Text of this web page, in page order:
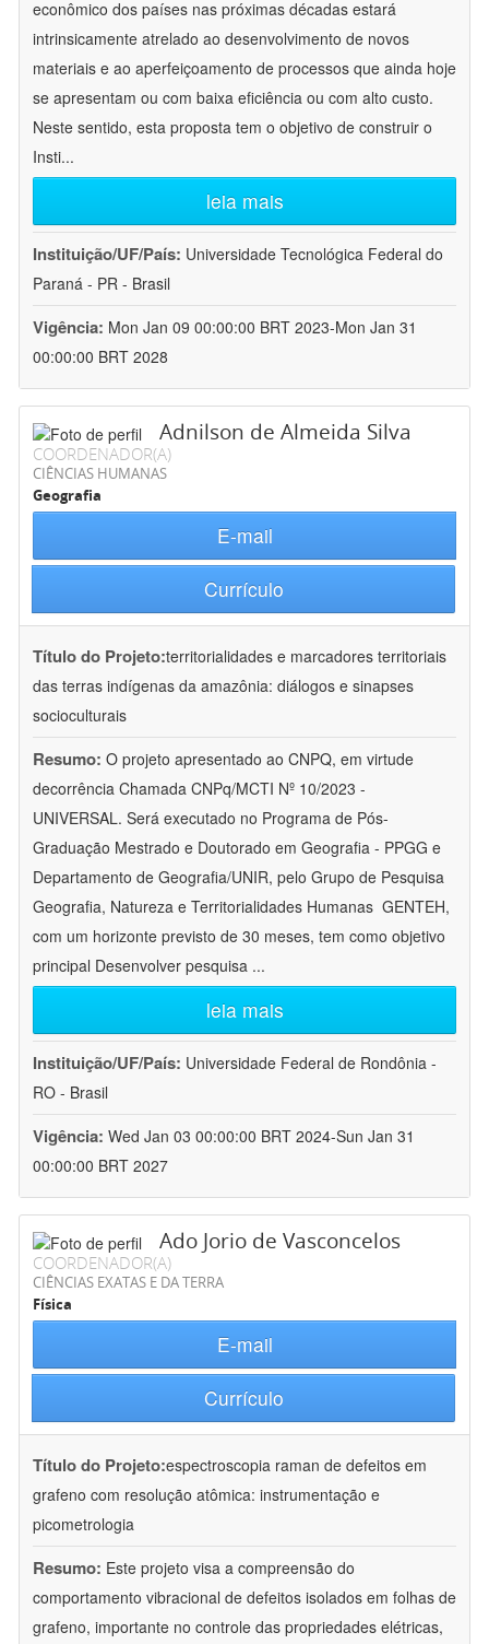
econômico dos países nas próximas décadas estará
intrinsicamente atrelado ao desenvolvimento de novos
materiais e ao aperfeiçoamento de processos que ainda hoje
se apresentam ou com baixa eficiência ou com alto custo.
Neste sentido, esta proposta tem o objetivo de construir o
Insti...
leia mais
Instituição/UF/País: Universidade Tecnológica Federal do
Paraná - PR - Brasil
Vigência: Mon Jan 09 00:00:00 BRT 2023-Mon Jan 31
00:00:00 BRT 2028
Adnilson de Almeida Silva
COORDENADOR(A)
CIÊNCIAS HUMANAS
Geografia
E-mail
Currículo
Título do Projeto:territorialidades e marcadores territoriais
das terras indígenas da amazônia: diálogos e sinapses
socioculturais
Resumo: O projeto apresentado ao CNPQ, em virtude
decorrência Chamada CNPq/MCTI Nº 10/2023 -
UNIVERSAL. Será executado no Programa de Pós-
Graduação Mestrado e Doutorado em Geografia - PPGG e
Departamento de Geografia/UNIR, pelo Grupo de Pesquisa
Geografia, Natureza e Territorialidades Humanas  GENTEH,
com um horizonte previsto de 30 meses, tem como objetivo
principal Desenvolver pesquisa ...
leia mais
Instituição/UF/País: Universidade Federal de Rondônia -
RO - Brasil
Vigência: Wed Jan 03 00:00:00 BRT 2024-Sun Jan 31
00:00:00 BRT 2027
Ado Jorio de Vasconcelos
COORDENADOR(A)
CIÊNCIAS EXATAS E DA TERRA
Física
E-mail
Currículo
Título do Projeto:espectroscopia raman de defeitos em
grafeno com resolução atômica: instrumentação e
picometrologia
Resumo: Este projeto visa a compreensão do
comportamento vibracional de defeitos isolados em folhas de
grafeno, importante no controle das propriedades elétricas,